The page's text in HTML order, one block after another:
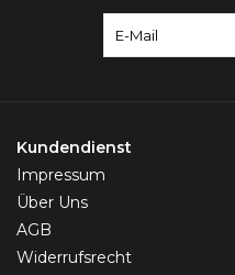
Kundendienst
Impressum
Über Uns
AGB
Widerrufsrecht